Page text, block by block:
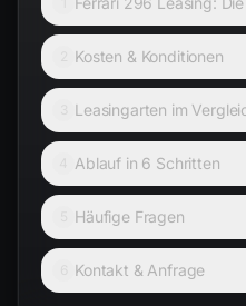
Kosten & Konditionen
Leasingarten im
Ablauf in 6 Schritten
Häufige Fragen
Kontakt & Anfrage